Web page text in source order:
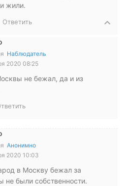
жили.
Ответить
Наблюдатель
2020 08:25
не бежал, да и из
Анонимно
2020 10:03
в Москву бежал за
не были собственности.